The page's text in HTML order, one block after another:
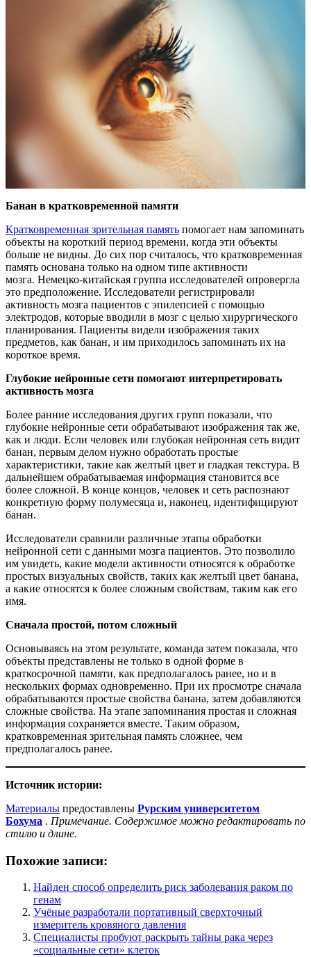
Банан в кратковременной памяти
Кратковременная зрительная память помогает нам запоминать
объекты на короткий период времени, когда эти объекты
больше не видны. До сих пор считалось, что кратковременная
память основана только на одном типе активности
мозга. Немецко-китайская группа исследователей опровергла
это предположение. Исследователи регистрировали
активность мозга пациентов с эпилепсией с помощью
электродов, которые вводили в мозг с целью хирургического
планирования. Пациенты видели изображения таких
предметов, как банан, и им приходилось запоминать их на
короткое время.
Глубокие нейронные сети помогают интерпретировать
активность мозга
Более ранние исследования других групп показали, что
глубокие нейронные сети обрабатывают изображения так же,
как и люди. Если человек или глубокая нейронная сеть видит
банан, первым делом нужно обработать простые
характеристики, такие как желтый цвет и гладкая текстура. В
дальнейшем обрабатываемая информация становится все
более сложной. В конце концов, человек и сеть распознают
конкретную форму полумесяца и, наконец, идентифицируют
банан.
Исследователи сравнили различные этапы обработки
нейронной сети с данными мозга пациентов. Это позволило
им увидеть, какие модели активности относятся к обработке
простых визуальных свойств, таких как желтый цвет банана,
а какие относятся к более сложным свойствам, таким как его
имя.
Сначала простой, потом сложный
Основываясь на этом результате, команда затем показала, что
объекты представлены не только в одной форме в
краткосрочной памяти, как предполагалось ранее, но и в
нескольких формах одновременно. При их просмотре сначала
обрабатываются простые свойства банана, затем добавляются
сложные свойства. На этапе запоминания простая и сложная
информация сохраняется вместе. Таким образом,
кратковременная зрительная память сложнее, чем
предполагалось ранее.
Источник истории:
Материалы предоставлены Рурским университетом
Бохума . Примечание. Содержимое можно редактировать по
стилю и длине.
Похожие записи:
Найден способ определить риск заболевания раком по
генам
Учёные разработали портативный сверхточный
измеритель кровяного давления
Специалисты пробуют раскрыть тайны рака через
«социальные сети» клеток